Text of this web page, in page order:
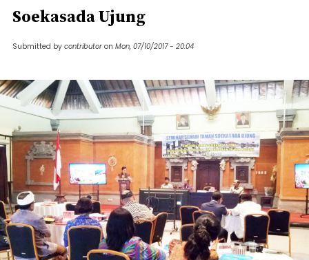
Soekasada Ujung
Submitted by contributor on Mon, 07/10/2017 - 20:04